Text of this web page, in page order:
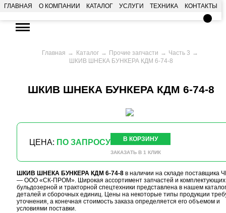
ГЛАВНАЯ О КОМПАНИИ КАТАЛОГ УСЛУГИ ТЕХНИКА КОНТАКТЫ
Главная Каталог Прочие запчасти
Часть 3
ШКИВ ШНЕКА БУНКЕРА КДМ 6-74-8
ШКИВ ШНЕКА БУНКЕРА КДМ 6-74-8
ЦЕНА: ПО ЗАПРОСУ В КОРЗИНУ
ЗАКАЗАТЬ В 1 КЛИК
ШКИВ ШНЕКА БУНКЕРА КДМ 6-74-8в наличии на складе поставщика
— ООО «СК-ПРОМ». Широкая ассортимент запчастей и комплектующих
бульдозерной и тракторной спецтехники представлена в нашем
деталей и сборочных единиц. Цены на некоторые типы продукции
уточнения, а конечная стоимость заказа определяется его объемом и
условиями поставки.